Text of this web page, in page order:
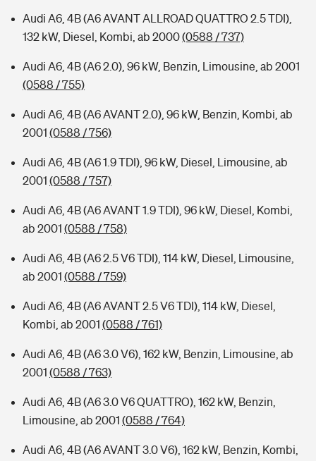
Audi A6, 4B (A6 AVANT ALLROAD QUATTRO 2.5 TDI),
132 kW, Diesel, Kombi, ab 2000(0588 / 737)
Audi A6, 4B (A6 2.0), 96 kW, Benzin, Limousine, ab 2001
(0588 / 755)
Audi A6, 4B (A6 AVANT 2.0), 96 kW, Benzin, Kombi, ab
2001 (0588 / 756)
Audi A6, 4B (A6 1.9 TDI), 96 kW, Diesel, Limousine, ab
2001 (0588 / 757)
Audi A6, 4B (A6 AVANT 1.9 TDI), 96 kW, Diesel, Kombi,
ab 2001 (0588 / 758)
Audi A6, 4B (A6 2.5 V6 TDI), 114 kW, Diesel, Limousine,
ab 2001 (0588 / 759)
Audi A6, 4B (A6 AVANT 2.5 V6 TDI), 114 kW, Diesel,
Kombi, ab 2001 (0588 / 761)
Audi A6, 4B (A6 3.0 V6), 162 kW, Benzin, Limousine, ab
2001 (0588 / 763)
Audi A6, 4B (A6 3.0 V6 QUATTRO), 162 kW, Benzin,
Limousine, ab 2001 (0588 / 764)
Audi A6, 4B (A6 AVANT 3.0 V6), 162 kW, Benzin, Kombi,